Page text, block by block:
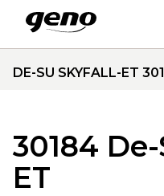
DE-SU SKYFALL-ET
30184
ET